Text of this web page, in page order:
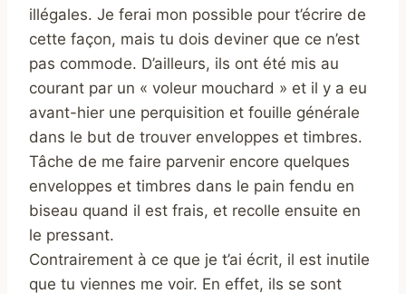
illégales. Je ferai mon possible pour t’écrire de
cette façon, mais tu dois deviner que ce n’est
pas commode. D’ailleurs, ils ont été mis au
courant par un « voleur mouchard » et il y a eu
avant-hier une perquisition et fouille générale
dans le but de trouver enveloppes et timbres.
Tâche de me faire parvenir encore quelques
enveloppes et timbres dans le pain fendu en
biseau quand il est frais, et recolle ensuite en
le pressant.
Contrairement à ce que je t’ai écrit, il est inutile
que tu viennes me voir. En effet, ils se sont